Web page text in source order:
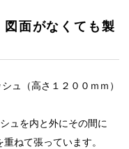
面がなくても製
ュ（高さ１２００ｍｍ）
ュを内と外にその間に
ねて張っています。